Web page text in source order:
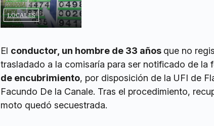
LOCALES
El conductor, un hombre de 33 años que no
trasladado a la comisaría para ser notificado de la
de encubrimiento, por disposición de la UFI de
Facundo De la Canale. Tras el procedimiento,
moto quedó secuestrada.